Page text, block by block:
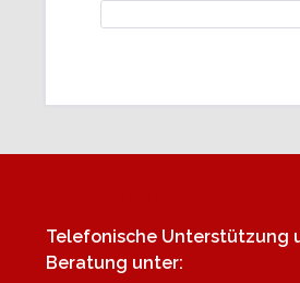
Telefonische Unterstützung
Beratung unter: